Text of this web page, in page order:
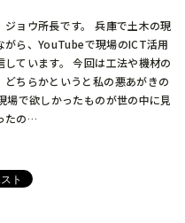
ジョウ所長です。 兵庫で土木の現
がら、YouTubeで現場のICT活用
しています。 今回は工法や機材の
どちらかというと私の悪あがきの
場で欲しかったものが世の中に見
たの…